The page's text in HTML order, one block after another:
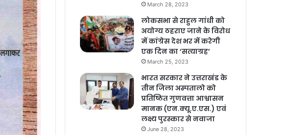
March 28, 2023
लोकसभा से राहुल गांधी को
अयोग्य ठहराए जाने के विरोध
में कांग्रेस देश भर में करेगी
एक दिन का ‘सत्याग्रह’
March 25, 2023
भारत सरकार ने उत्तराखंड के
तीन जिला अस्पतालो को
प्रतिष्ठित गुणवत्ता आश्वासन
मानक (एन.क्यू.ए.एस.) एवं
लक्ष्य पुरस्कार से नवाजा
June 28, 2023